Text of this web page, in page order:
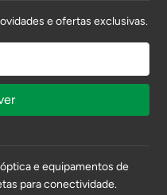
e equipamentos de
para conectividade.
e ofertas exclusivas.